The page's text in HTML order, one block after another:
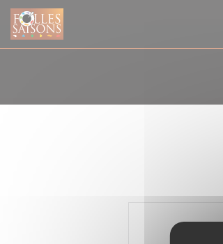
Personalización de sus opciones de cookies